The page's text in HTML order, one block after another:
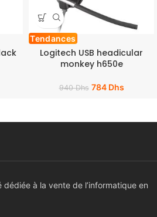
Tendances
Logitech USB headicular
monkey h650e
940Dhs 784 Dhs
à la vente de l’informatique en